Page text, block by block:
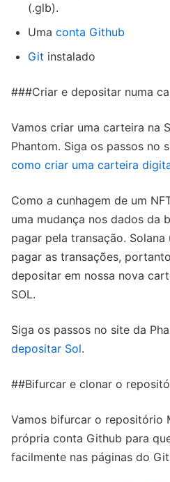
(.glb).
Uma conta Github
Git instalado
###Criar e depositar numa
Vamos criar uma carteira na
Phantom. Siga os passos no
como criar uma carteira
Como a cunhagem de um
uma mudança nos dados da
pagar pela transação. Solana
pagar as transações,
depositar em nossa nova
SOL.
Siga os passos no site da
depositar Sol.
##Bifurcar e clonar o
Vamos bifurcar o repositório
própria conta Github para
facilmente nas páginas do